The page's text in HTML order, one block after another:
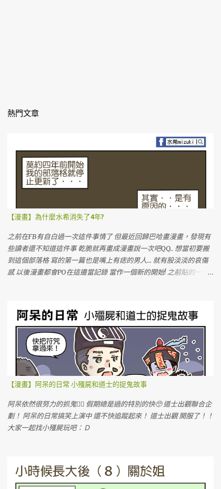
熱門文章
【漫畫】為什麼水希消失了4年?
之前在FB有自白過一次這件事情了 但最近回歸巴哈畫漫畫，發現有
些讀者還不知道這件事 乾脆就再畫成漫畫說一次吧QQ.. 想當初要搬
到這個部落格 寫的第一篇也是嘴上有痣的男人... 就有股淡淡的哀傷
感 以後漫畫都會PO在這邊當記錄 當作一個新的開始! 之前貼的一些
【漫畫】阿呆的日常 小殭屍和道士的捉鬼故事
阿呆依然很努力的抓鬼🙆‍♀️ 假期總是過的特別的快🥺 道士出觀聯合企
劃！ 阿呆的日常搞笑上演中 還不快追蹤起來！ 道士出觀 開服了！！
大家一起找小殭屍玩吧：Ｄ